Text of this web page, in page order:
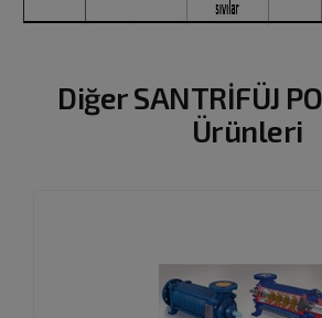
Diğer SANTRİFÜJ
Ürünleri